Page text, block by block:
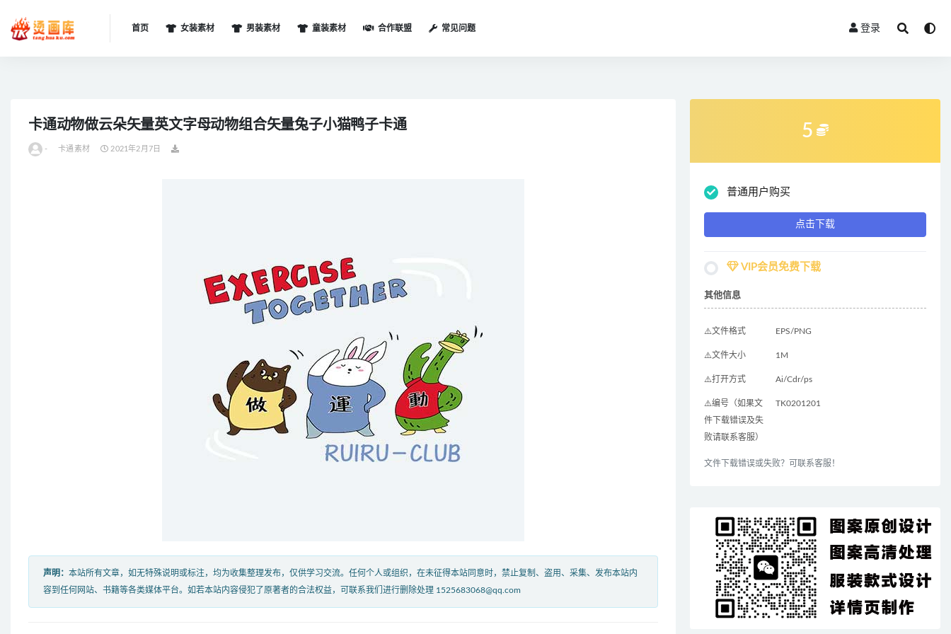
首页 女装素材 男装素材 童装素材 合作联盟 常见问题 登录
卡通动物做云朵矢量英文字母动物组合矢量兔子小猫鸭子卡通
- 卡通素材 2021年2月7日
声明： 本站所有文章，如无特殊说明或标注，均为收集整理发布，仅供学习交流。任何个人或组织，在未征得本站同意时，禁止复制、盗用、采集、发布本站内
容到任何网站、书籍等各类媒体平台。如若本站内容侵犯了原著者的合法权益，可联系我们进行删除处理 1525683068@qq.com
5
普通用户购买
点击下载
VIP会员免费下载
其他信息
⚠️文件格式 EPS/PNG
⚠️文件大小 1M
⚠️打开方式 Ai/Cdr/ps
⚠️编号（如果文
件下载错误及失
败请联系客服）
TK0201201
文件下载错误或失败？可联系客服！